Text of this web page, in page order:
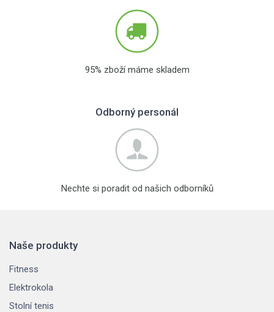
95% zboží máme skladem
Odborný personál
Nechte si poradit od našich odborníků
Naše produkty
Fitness
Elektrokola
Stolní tenis